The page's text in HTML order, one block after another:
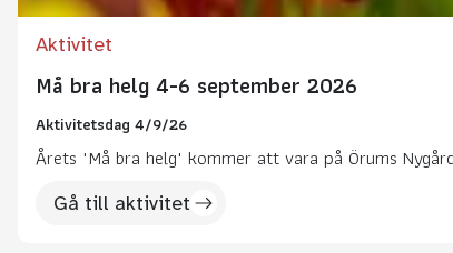
Aktivitet
Må bra helg 4-6 september 2026
Aktivitetsdag 4/9/26
Årets "Må bra helg" kommer att vara på Örums
Gå till aktivitet